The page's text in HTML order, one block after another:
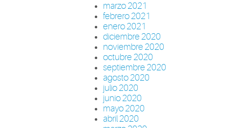
marzo 2021
febrero 2021
enero 2021
diciembre 2020
noviembre 2020
octubre 2020
septiembre 2020
agosto 2020
julio 2020
junio 2020
mayo 2020
abril 2020